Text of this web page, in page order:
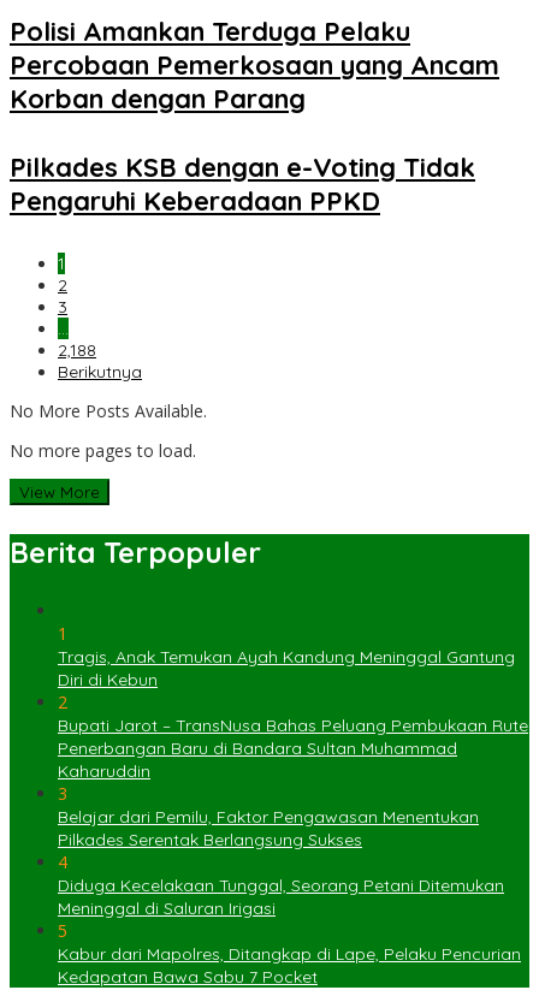
Polisi Amankan Terduga Pelaku
Percobaan Pemerkosaan yang Ancam
Korban dengan Parang
Pilkades KSB dengan e-Voting Tidak
Pengaruhi Keberadaan PPKD
1
2
3
…
2,188
Berikutnya
No More Posts Available.
No more pages to load.
View More
Berita Terpopuler
1
Tragis, Anak Temukan Ayah Kandung Meninggal Gantung
Diri di Kebun
2
Bupati Jarot – TransNusa Bahas Peluang Pembukaan Rute
Penerbangan Baru di Bandara Sultan Muhammad
Kaharuddin
3
Belajar dari Pemilu, Faktor Pengawasan Menentukan
Pilkades Serentak Berlangsung Sukses
4
Diduga Kecelakaan Tunggal, Seorang Petani Ditemukan
Meninggal di Saluran Irigasi
5
Kabur dari Mapolres, Ditangkap di Lape, Pelaku Pencurian
Kedapatan Bawa Sabu 7 Pocket